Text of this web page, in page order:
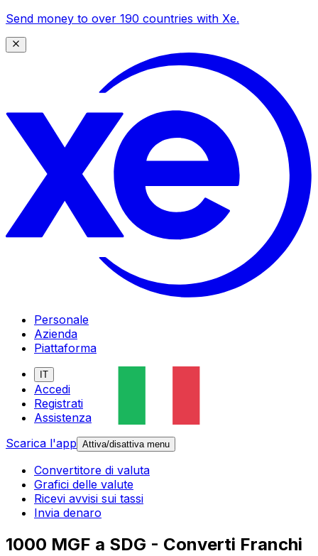
Send money to over 190 countries with Xe.
Personale
Azienda
Piattaforma
IT
Accedi
Registrati
Assistenza
Scarica l'app Attiva/disattiva menu
Convertitore di valuta
Grafici delle valute
Ricevi avvisi sui tassi
Invia denaro
1000 MGF a SDG - Converti Franchi